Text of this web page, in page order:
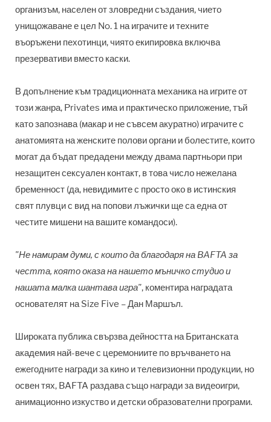
организъм, населен от зловредни създания, чието
унищожаване е цел No. 1 на играчите и техните
въоръжени пехотинци, чиято екипировка включва
презервативи вместо каски.
В допълнение към традиционната механика на игрите от
този жанра, Privates има и практическо приложение, тъй
като запознава (макар и не съвсем акуратно) играчите с
анатомията на женските полови органи и болестите, които
могат да бъдат предадени между двама партньори при
незащитен сексуален контакт, в това число нежелана
бременност (да, невидимите с просто око в истинския
свят плувци с вид на попови лъжички ще са една от
честите мишени на вашите командоси).
"Не намирам думи, с които да благодаря на BAFTA за
честта, която оказа на нашето мъничко студио и
нашата малка шантава игра", коментира наградата
основателят на Size Five – Дан Маршъл.
Широката публика свързва дейността на Британската
академия най-вече с церемониите по връчването на
ежегодните награди за кино и телевизионни продукции, но
освен тях, BAFTA раздава също награди за видеоигри,
анимационно изкуство и детски образователни програми.